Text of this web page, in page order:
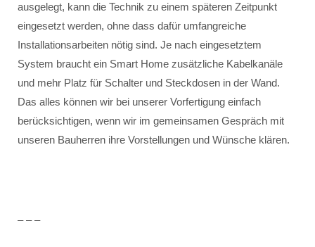
ausgelegt, kann die Technik zu einem späteren Zeitpunkt
eingesetzt werden, ohne dass dafür umfangreiche
Installationsarbeiten nötig sind. Je nach eingesetztem
System braucht ein Smart Home zusätzliche Kabelkanäle
und mehr Platz für Schalter und Steckdosen in der Wand.
Das alles können wir bei unserer Vorfertigung einfach
berücksichtigen, wenn wir im gemeinsamen Gespräch mit
unseren Bauherren ihre Vorstellungen und Wünsche klären.
– – –